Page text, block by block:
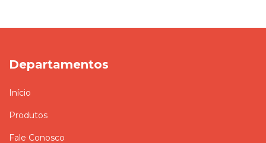
Departamentos
Início
Produtos
Fale Conosco